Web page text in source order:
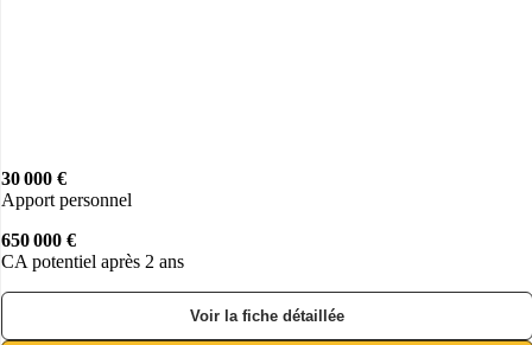
30 000 €
Apport personnel
650 000 €
CA potentiel après 2 ans
Voir la fiche détaillée